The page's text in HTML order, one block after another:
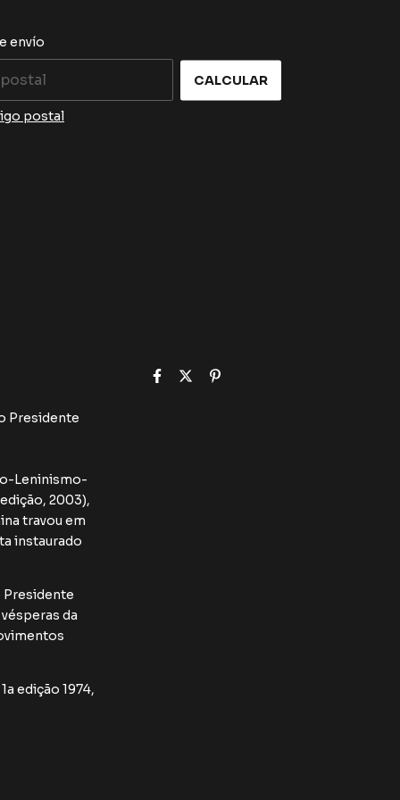
CP:
envío
CALCULAR
postal
Presidente
Leninismo-
2003),
travou em
instaurado
Presidente
da
edição 1974,